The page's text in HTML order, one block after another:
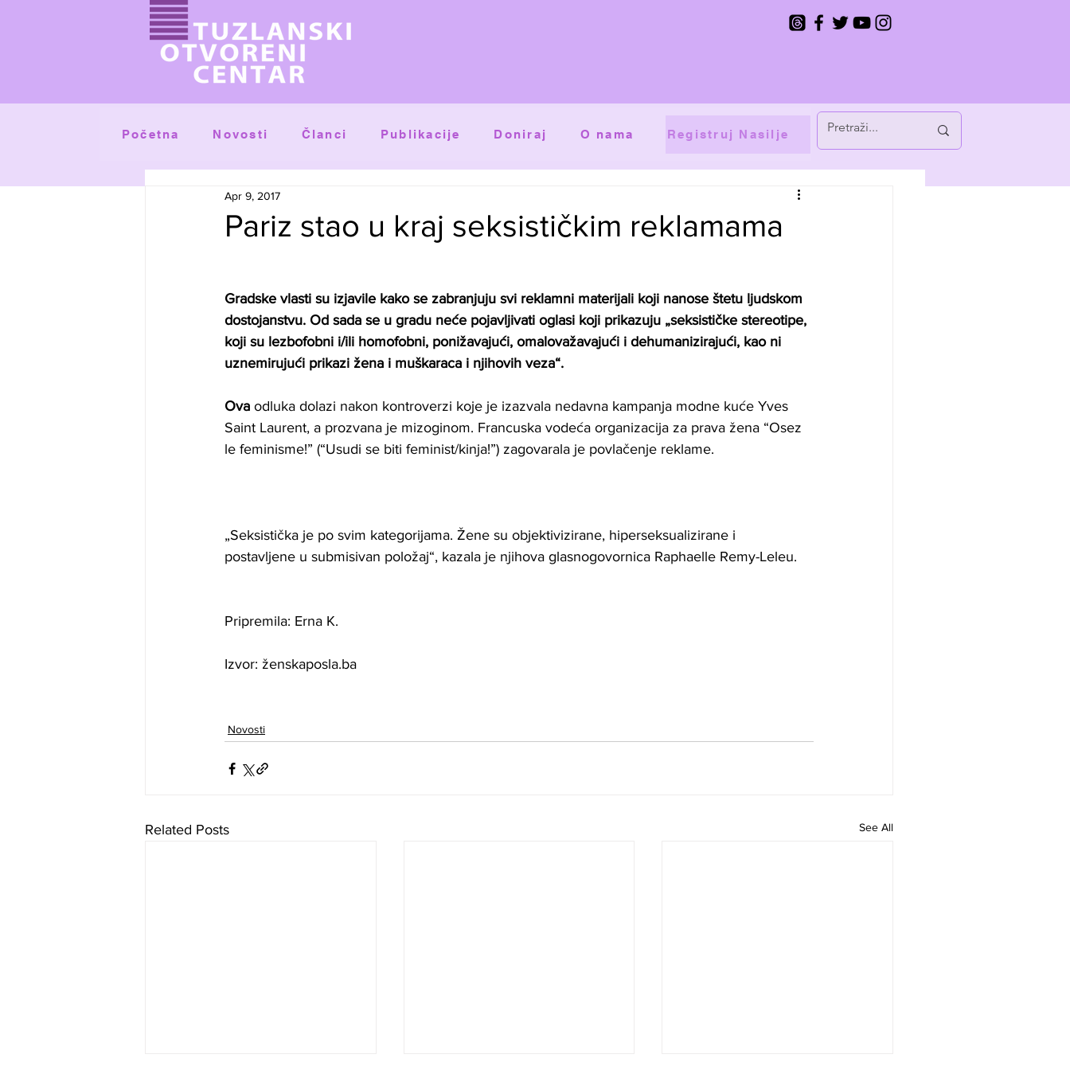
Početna Novosti Članci Publikacije Doniraj O nama Registruj Nasilje
Pariz stao u kraj seksističkim reklamama
Apr 9, 2017
Gradske vlasti su izjavile kako se zabranjuju svi reklamni materijali koji nanose štetu ljudskom
dostojanstvu. Od sada se u gradu neće pojavljivati oglasi koji prikazuju „seksističke stereotipe,
koji su lezbofobni i/ili homofobni, ponižavajući, omalovažavajući i dehumanizirajući, kao ni
uznemirujući prikazi žena i muškaraca i njihovih veza“.
Ova odluka dolazi nakon kontroverzi koje je izazvala nedavna kampanja modne kuće Yves
Saint Laurent, a prozvana je mizoginom. Francuska vodeća organizacija za prava žena “Osez
le feminisme!” (“Usudi se biti feminist/kinja!”) zagovarala je povlačenje reklame.
„Seksistička je po svim kategorijama. Žene su objektivizirane, hiperseksualizirane i
postavljene u submisivan položaj“, kazala je njihova glasnogovornica Raphaelle Remy-Leleu.
Pripremila: Erna K.
Izvor: ženskaposla.ba
Novosti
Related Posts See All